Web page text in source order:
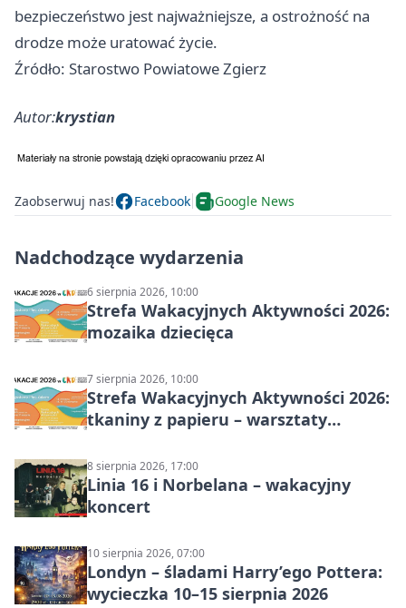
bezpieczeństwo jest najważniejsze, a ostrożność na
drodze może uratować życie.
Źródło: Starostwo Powiatowe Zgierz
Autor:krystian
Zaobserwuj nas! Facebook Google News
Nadchodzące wydarzenia
6 sierpnia 2026, 10:00
Strefa Wakacyjnych Aktywności 2026:
mozaika dziecięca
7 sierpnia 2026, 10:00
Strefa Wakacyjnych Aktywności 2026:
tkaniny z papieru – warsztaty
8 sierpnia 2026, 17:00
Linia 16 i Norbelana – wakacyjny
koncert
10 sierpnia 2026, 07:00
Londyn – śladami Harry’ego Pottera:
wycieczka 10–15 sierpnia 2026